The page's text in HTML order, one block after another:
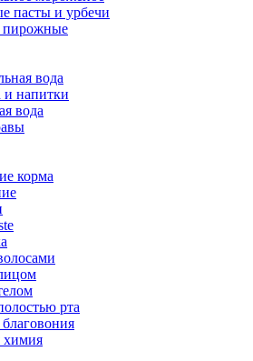
пасты и урбечи
пирожные
вода
и напитки
вода
корма
рта
химия